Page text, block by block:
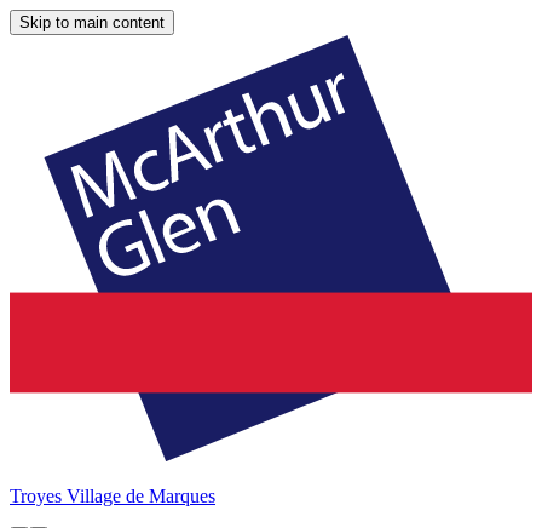
Skip to main content
Troyes Village de Marques